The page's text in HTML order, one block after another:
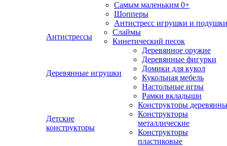
Самым маленьким 0+
Шопперы
Антистресс игрушки и подушки
Антистрессы
Слаймы
Кинетический песок
Деревянные игрушки
Деревянное оружие
Деревянные фигурки
Домики для кукол
Кукольная мебель
Настольные игры
Рамки вкладыши
Детские
конструкторы
Конструкторы
Конструкторы
металлические
Конструкторы
пластиковые